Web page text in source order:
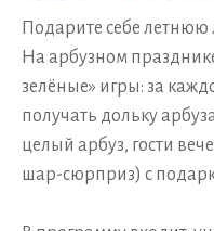
Подарите себе летнюю
На арбузном
зелёные» игры: за
получать дольку
целый арбуз, гости
шар-сюрприз) с